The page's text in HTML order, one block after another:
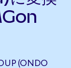
(ONDO